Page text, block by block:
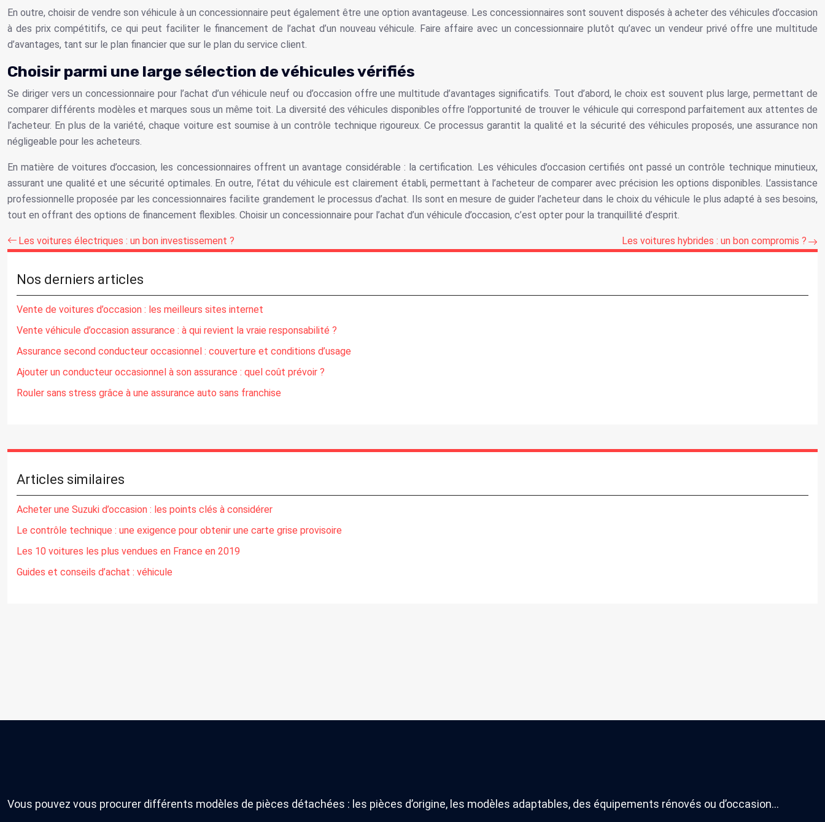
En outre, choisir de vendre son véhicule à un concessionnaire peut également être une option avantageuse. Les concessionnaires sont souvent disposés à acheter des véhicules d’occasion
à des prix compétitifs, ce qui peut faciliter le financement de l’achat d’un nouveau véhicule. Faire affaire avec un concessionnaire plutôt qu’avec un vendeur privé offre une multitude
d’avantages, tant sur le plan financier que sur le plan du service client.
Choisir parmi une large sélection de véhicules vérifiés
Se diriger vers un concessionnaire pour l’achat d’un véhicule neuf ou d’occasion offre une multitude d’avantages significatifs. Tout d’abord, le choix est souvent plus large, permettant de
comparer différents modèles et marques sous un même toit. La diversité des véhicules disponibles offre l’opportunité de trouver le véhicule qui correspond parfaitement aux attentes de
l’acheteur. En plus de la variété, chaque voiture est soumise à un contrôle technique rigoureux. Ce processus garantit la qualité et la sécurité des véhicules proposés, une assurance non
négligeable pour les acheteurs.
En matière de voitures d’occasion, les concessionnaires offrent un avantage considérable : la certification. Les véhicules d’occasion certifiés ont passé un contrôle technique minutieux,
assurant une qualité et une sécurité optimales. En outre, l’état du véhicule est clairement établi, permettant à l’acheteur de comparer avec précision les options disponibles. L’assistance
professionnelle proposée par les concessionnaires facilite grandement le processus d’achat. Ils sont en mesure de guider l’acheteur dans le choix du véhicule le plus adapté à ses besoins,
tout en offrant des options de financement flexibles. Choisir un concessionnaire pour l’achat d’un véhicule d’occasion, c’est opter pour la tranquillité d’esprit.
Les voitures électriques : un bon investissement ? Les voitures hybrides : un bon compromis ?
Nos derniers articles
Vente de voitures d’occasion : les meilleurs sites internet
Vente véhicule d’occasion assurance : à qui revient la vraie responsabilité ?
Assurance second conducteur occasionnel : couverture et conditions d’usage
Ajouter un conducteur occasionnel à son assurance : quel coût prévoir ?
Rouler sans stress grâce à une assurance auto sans franchise
Articles similaires
Acheter une Suzuki d’occasion : les points clés à considérer
Le contrôle technique : une exigence pour obtenir une carte grise provisoire
Les 10 voitures les plus vendues en France en 2019
Guides et conseils d’achat : véhicule
Vous pouvez vous procurer différents modèles de pièces détachées : les pièces d’origine, les modèles adaptables, des équipements rénovés ou d’occasion…